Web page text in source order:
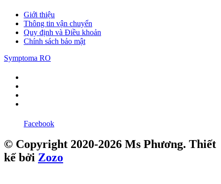
Giới thiệu
Thông tin vận chuyển
Quy định và Điều khoản
Chính sách bảo mật
Symptoma RO
Facebook
© Copyright 2020-2026 Ms Phương. Thiết
kế bởi Zozo